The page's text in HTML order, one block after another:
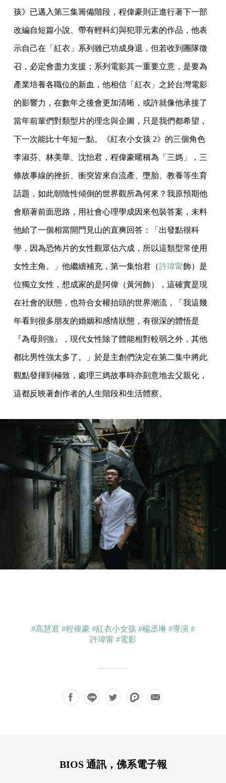
孩》已邁入第三集籌備階段，程偉豪則正進行著下一部
改編自短篇小說、帶有輕科幻與犯罪元素的作品，他表
示自己在「紅衣」系列雖已功成身退，但若收到團隊徵
召，必定會盡力支援；系列電影其一重要立意，是要為
產業培養各職位的新血，他相信「紅衣」之於台灣電影
的影響力，在數年之後會更加清晰，或許就像他承接了
當年前輩們對類型片的理念與企圖，只是我們都希望，
下一次能比十年短一點。《紅衣小女孩 2》的三個角色
李淑芬、林美華、沈怡君，程偉豪暱稱為「三媽」，三
條故事線的挫折、衝突皆來自流產、墮胎、教養等生育
話題，如此朝陰性傾倒的世界觀所為何來？我原預期他
會順著前面思路，用社會心理學成因來包裝答案，未料
他給了一個相當開門見山的直爽回答：「出發點很科
學，因為恐怖片的女性觀眾佔六成，所以這類型常使用
女性主角。」他繼續補充，第一集怡君（許瑋甯飾）是
位獨立女性，想成家的是阿偉（黃河飾），這確實是現
在社會的狀態，也符合女權抬頭的世界潮流，「我這幾
年看到很多朋友的婚姻和感情狀態，有很深的體悟是
『為母則強』，現代女性除了體能相對較弱之外，其他
都比男性強太多了。」於是主創們決定在第二集中將此
觀點發揮到極致，處理三媽故事時亦刻意地去父親化，
這都反映著創作者的人生階段和生活體察。
#高慧君 #程偉豪 #紅衣小女孩 #楊丞琳 #導演 #
許瑋甯 #電影
BIOS 通訊，佛系電子報